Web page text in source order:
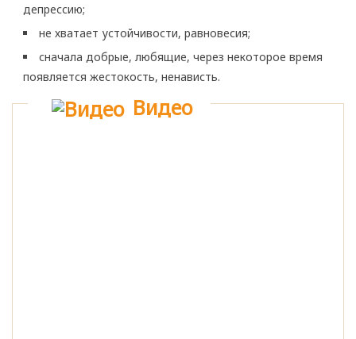
депрессию;
не хватает устойчивости, равновесия;
сначала добрые, любящие, через некоторое время
появляется жестокость, ненависть.
Видео